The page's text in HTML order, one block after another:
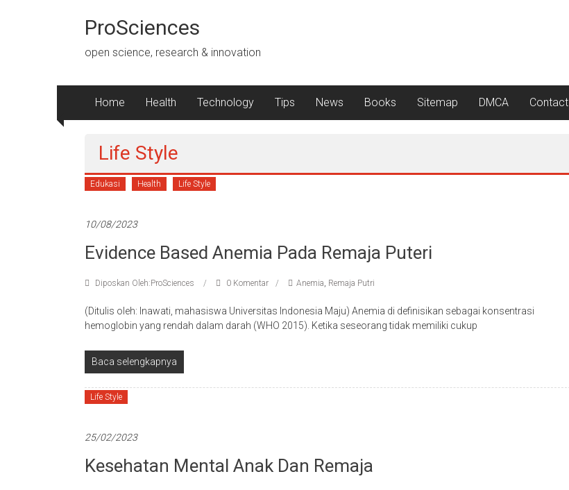
kontenProSciences
open science, research & innovation
Home Health Technology Tips News Books Sitemap DMCA Contact
Life Style
Edukasi Health Life Style
10/08/2023
Evidence Based Anemia Pada Remaja Puteri
Diposkan Oleh:ProSciences 0 Komentar Anemia, Remaja Putri
(Ditulis oleh: Inawati, mahasiswa Universitas Indonesia Maju) Anemia di definisikan sebagai konsentrasi
hemoglobin yang rendah dalam darah (WHO 2015). Ketika seseorang tidak memiliki cukup
Baca selengkapnya
Life Style
25/02/2023
Kesehatan Mental Anak Dan Remaja